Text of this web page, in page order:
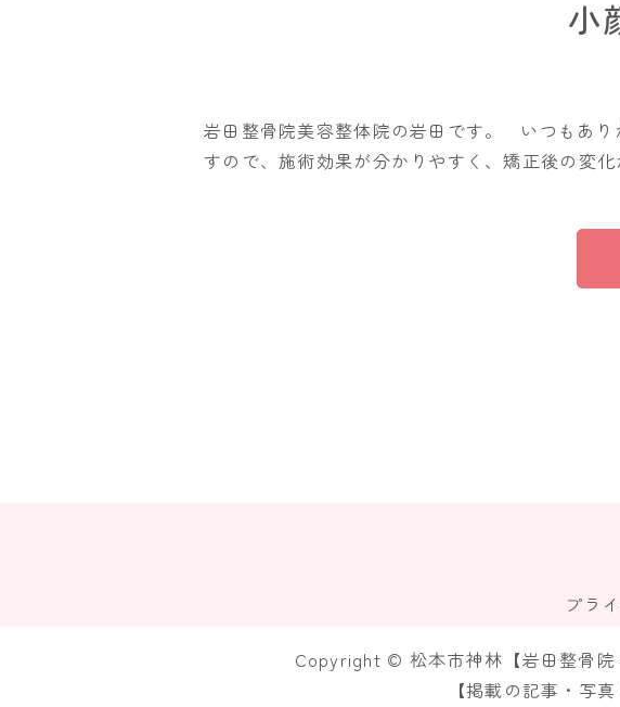
小
岩田整骨院美容整体院の岩田です。 いつもあ
すので、施術効果が分かりやすく、矯正後の変
プラ
Copyright © 松本市神林【岩田整骨
【掲載の記事・写